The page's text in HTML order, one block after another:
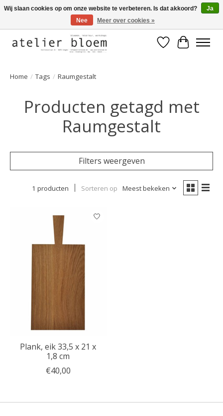
Welkom bij Atelier Bloem
Verlanglijst
Home / Tags / Raumgestalt
Producten getagd met
Raumgestalt
Filters weergeven
1 producten Sorteren op Meest bekeken
Plank, eik 33,5 x 21 x
1,8 cm
€40,00
Wij slaan cookies op om onze website te verbeteren. Is dat akkoord?
Ja
Nee
Meer over cookies »